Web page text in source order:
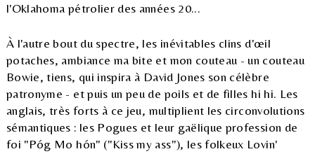
l'Oklahoma pétrolier des années 20...
À l'autre bout du spectre, les inévitables clins d'œil
potaches, ambiance ma bite et mon couteau - un couteau
Bowie, tiens, qui inspira à David Jones son célèbre
patronyme - et puis un peu de poils et de filles hi hi. Les
anglais, très forts à ce jeu, multiplient les circonvolutions
sémantiques : les Pogues et leur gaëlique profession de
foi "Póg Mo hón" ("Kiss my ass"), les folkeux Lovin'